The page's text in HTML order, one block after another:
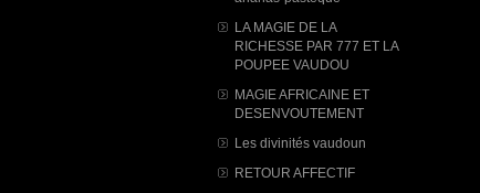
LA MAGIE DE LA
RICHESSE PAR 777 ET LA
POUPEE VAUDOU
MAGIE AFRICAINE ET
DESENVOUTEMENT
Les divinités vaudoun
RETOUR AFFECTIF